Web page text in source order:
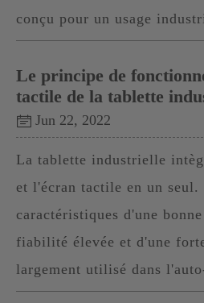
conçu pour un usage
Le principe de
tactile de la tablette
Jun 22, 2022
La tablette industrielle
et l'écran tactile en un seul.
caractéristiques d'une
fiabilité élevée et d'une
largement utilisé dans